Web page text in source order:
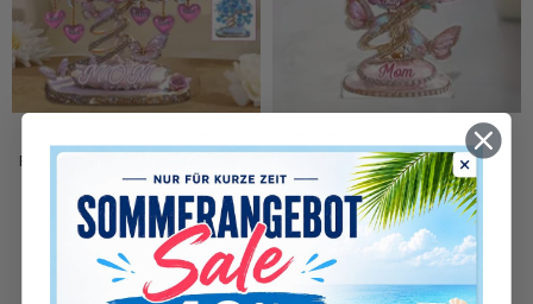
Personalisierte Acryltafel Für Die
Mutter In Individueller Form
€29,90€19,90
Personalisierte Rosenplakette
€29,90€19,90